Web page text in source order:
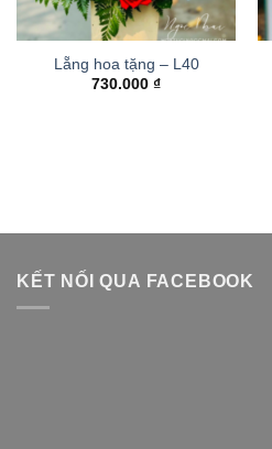
Lẵng hoa tặng – L40
730.000 ₫
KẾT NỐI QUA FACEBOOK